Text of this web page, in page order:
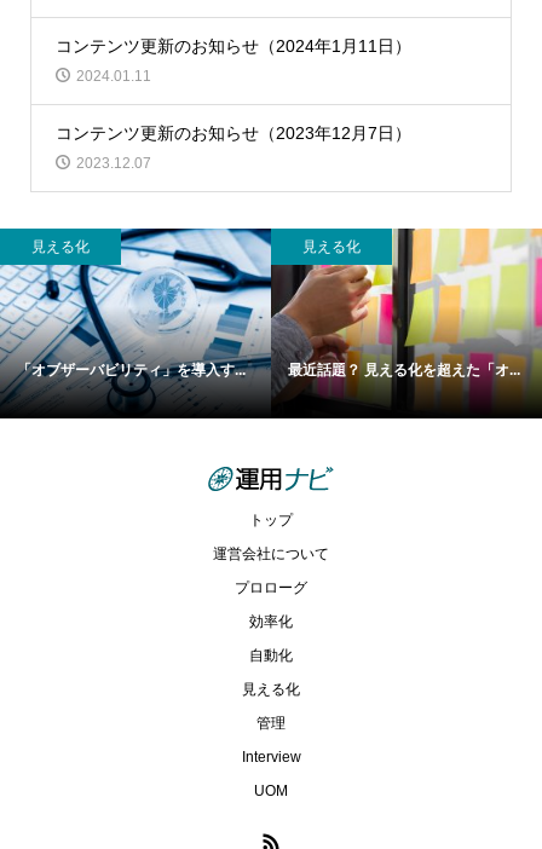
コンテンツ更新のお知らせ（2024年1月11日）
2024.01.11
コンテンツ更新のお知らせ（2023年12月7日）
2023.12.07
見える化
「オブザーバビリティ」を導入す...
見える化
最近話題？ 見える化を超えた「オ...
トップ
運営会社について
プロローグ
効率化
自動化
見える化
管理
Interview
UOM